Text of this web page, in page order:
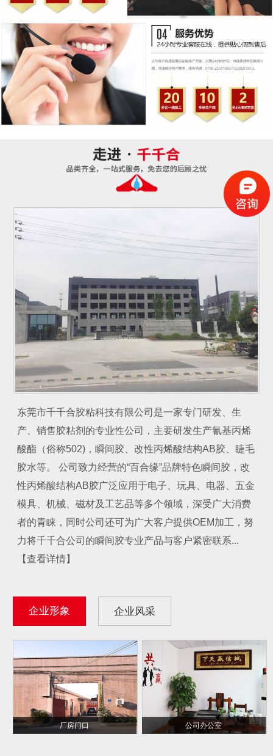
东莞市千千合胶粘科技有限公司是一家专门研发、生
产、销售胶粘剂的专业性公司，主要研发生产氰基丙烯
酸酯（俗称502)，瞬间胶、改性丙烯酸结构AB胶、睫毛
胶水等。 公司致力经营的“百合缘”品牌特色瞬间胶，改
性丙烯酸结构AB胶广泛应用于电子、玩具、电器、五金
模具、机械、磁材及工艺品等多个领域，深受广大消费
者的青睐，同时公司还可为广大客户提供OEM加工，努
力将千千合公司的瞬间胶专业产品与客户紧密联系...
【查看详情】
企业形象 企业风采
厂房门口 公司办公室
千千合 CCTV ... 品牌商